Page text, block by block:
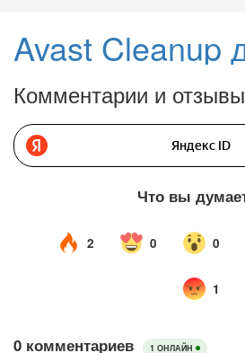
Комментарии и отзывы